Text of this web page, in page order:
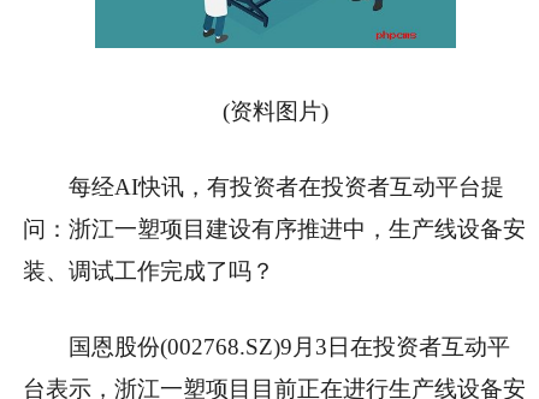
(资料图片)
每经AI快讯，有投资者在投资者互动平台提
问：浙江一塑项目建设有序推进中，生产线设备安
装、调试工作完成了吗？
国恩股份(002768.SZ)9月3日在投资者互动平
台表示，浙江一塑项目目前正在进行生产线设备安